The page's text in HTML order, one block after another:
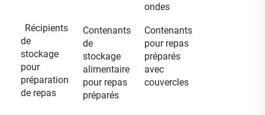
ondes
Récipients
de
stockage
pour
préparation
de repas
Contenants
de
stockage
alimentaire
pour repas
préparés
Contenants
pour repas
préparés
avec
couvercles